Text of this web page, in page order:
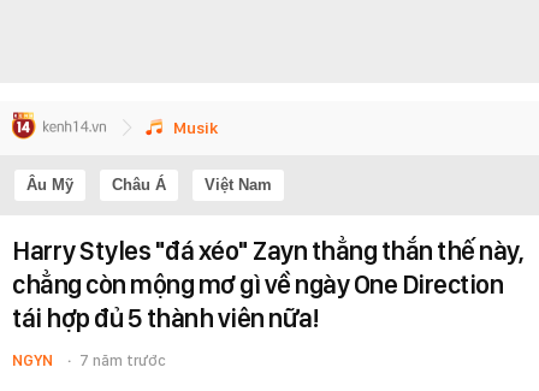
Musik
Âu Mỹ Châu Á Việt Nam
Harry Styles "đá xéo" Zayn thẳng thắn thế này,
chẳng còn mộng mơ gì về ngày One Direction
tái hợp đủ 5 thành viên nữa!
NGYN 7 năm trước